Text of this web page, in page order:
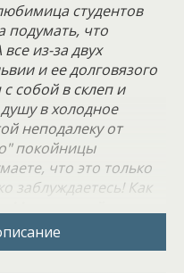
студентов
подумать, что
из-за двух
и ее долговязого
собой в склеп и
в холодное
неподалеку от
покойницы
что это только
заблуждаетесь! Как